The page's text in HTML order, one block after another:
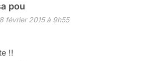
pou
février 2015 à 9h55
!!